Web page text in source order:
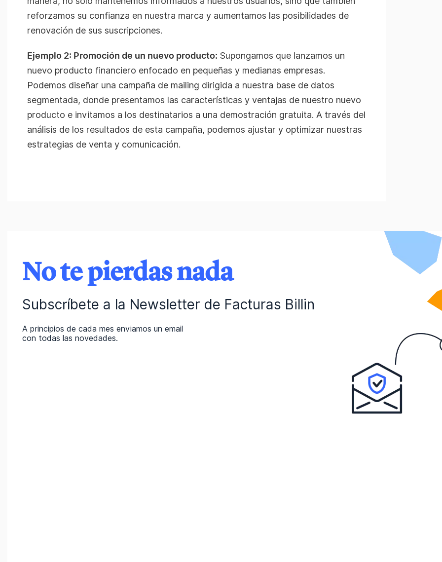
reforzamos su confianza en nuestra marca y aumentamos las posibilidades de
renovación de sus suscripciones.
Ejemplo 2: Promoción de un nuevo producto: Supongamos que lanzamos un
nuevo producto financiero enfocado en pequeñas y medianas empresas.
Podemos diseñar una campaña de mailing dirigida a nuestra base de datos
segmentada, donde presentamos las características y ventajas de nuestro nuevo
producto e invitamos a los destinatarios a una demostración gratuita. A través del
análisis de los resultados de esta campaña, podemos ajustar y optimizar nuestras
estrategias de venta y comunicación.
No te pierdas nada
Subscríbete a la Newsletter de Facturas Billin
A principios de cada mes enviamos un email
con todas las novedades.